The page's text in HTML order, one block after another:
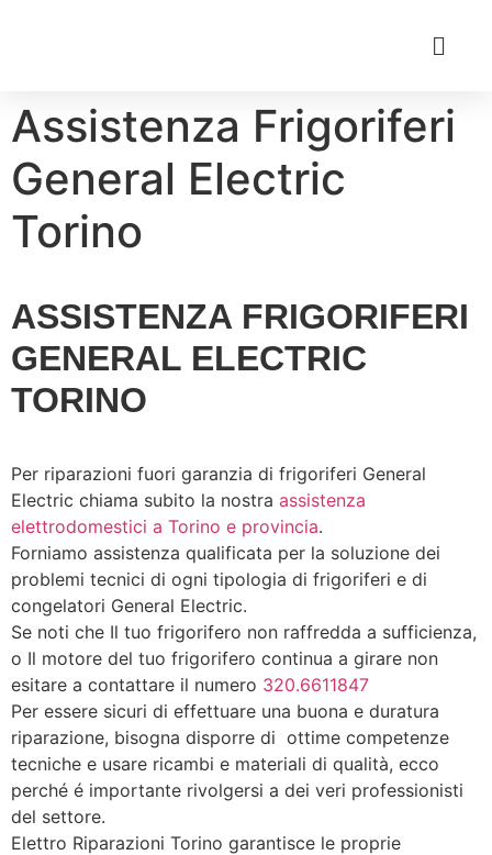
Assistenza Frigoriferi
General Electric
Torino
ASSISTENZA FRIGORIFERI
GENERAL ELECTRIC
TORINO
Per riparazioni fuori garanzia di frigoriferi General
Electric chiama subito la nostra assistenza
elettrodomestici a Torino e provincia.
Forniamo assistenza qualificata per la soluzione dei
problemi tecnici di ogni tipologia di frigoriferi e di
congelatori General Electric.
Se noti che Il tuo frigorifero non raffredda a sufficienza,
o Il motore del tuo frigorifero continua a girare non
esitare a contattare il numero 320.6611847
Per essere sicuri di effettuare una buona e duratura
riparazione, bisogna disporre di ottime competenze
tecniche e usare ricambi e materiali di qualità, ecco
perché é importante rivolgersi a dei veri professionisti
del settore.
Elettro Riparazioni Torino garantisce le proprie